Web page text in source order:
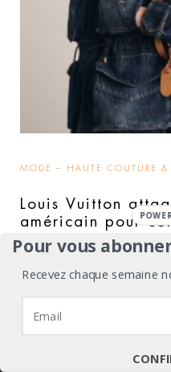
MODE – HAUTE COUTURE &
Louis Vuitton
américain pour
Pour vous
Recevez chaque semaine